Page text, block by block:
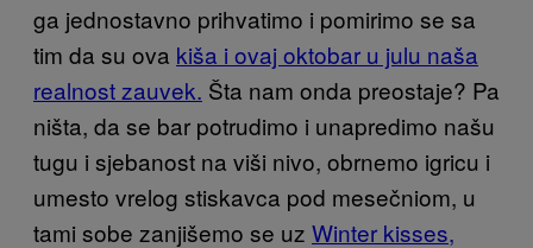
ga jednostavno prihvatimo i pomirimo se sa
tim da su ova kiša i ovaj oktobar u julu naša
realnost zauvek. Šta nam onda preostaje? Pa
ništa, da se bar potrudimo i unapredimo našu
tugu i sjebanost na viši nivo, obrnemo igricu i
umesto vrelog stiskavca pod mesečniom, u
tami sobe zanjišemo se uz Winter kisses,